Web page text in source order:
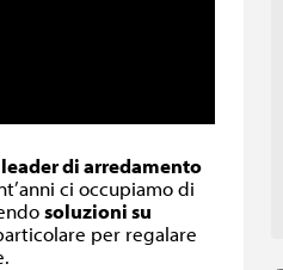
leader di arredamento
ci occupiamo di
soluzioni su
per regalare